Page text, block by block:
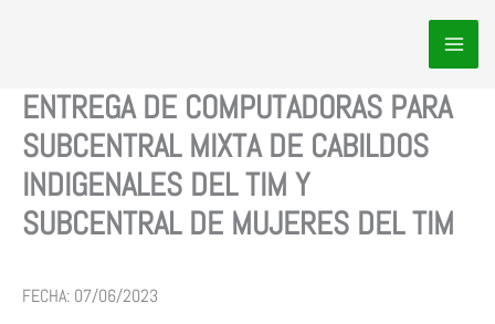
ENTREGA DE COMPUTADORAS PARA
SUBCENTRAL MIXTA DE CABILDOS
INDIGENALES DEL TIM Y
SUBCENTRAL DE MUJERES DEL TIM
FECHA: 07/06/2023